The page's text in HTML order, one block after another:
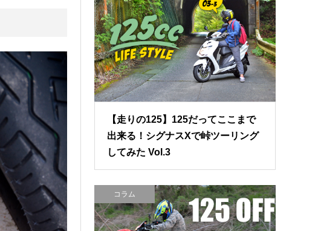
【走りの125】125だってここまで
出来る！シグナスXで峠ツーリング
してみた Vol.3
コラム